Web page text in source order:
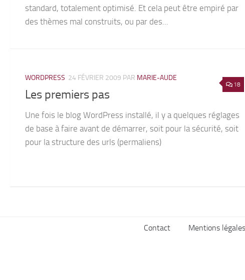
standard, totalement optimisé. Et cela peut être empiré par
des thèmes mal construits, ou par des...
18
WORDPRESS 24 FÉVRIER 2009 PAR MARIE-AUDE
Les premiers pas
Une fois le blog WordPress installé, il y a quelques réglages
de base à faire avant de démarrer, soit pour la sécurité, soit
pour la structure des urls (permaliens)
Contact Mentions légales